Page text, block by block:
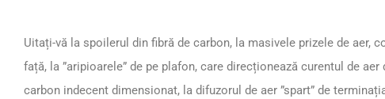
Uitați-vă la spoilerul din fibră de carbon, la masivele prizele de aer,
față, la ”aripioarele” de pe plafon, care direcționează curentul de
carbon indecent dimensionat, la difuzorul de aer ”spart” de